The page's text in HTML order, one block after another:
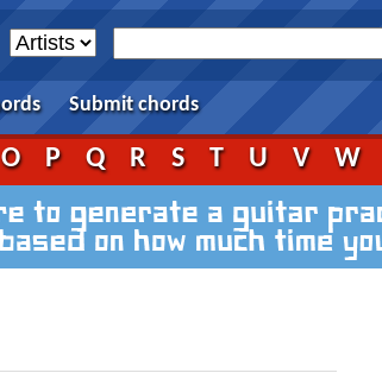
Submit chords
O P Q R S T U V W